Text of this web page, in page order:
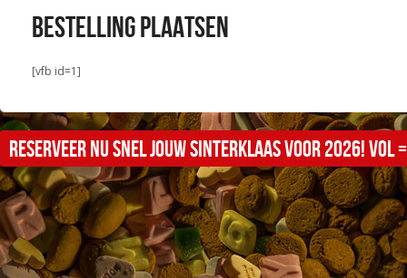
Bestelling plaatsen
[vfb id=1]
Reserveer nu snel jouw sinterklaas voor 2026! Vol